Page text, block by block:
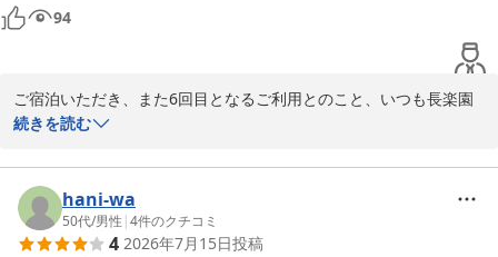
玉造温泉 湯之助の宿 長楽園
94
ご宿泊いただき、また6回目となるご利用とのこと、いつも長楽園
をご愛顧いただき誠にありがとうございます。日本一の混浴露天風
し、大変嬉しく拝読いたしました。
一方で、露天風呂のシャワーの水量につきましては、ご不便をおか
けし申し訳ございません。早速設備の点検を行い、快適にご利用い
ただけるよう改善に努めてまいります。また、混浴露天風呂でご利
続きを読む
hani-wa
50代/男性 |4件のクチコミ
4 2026年7月15日投稿